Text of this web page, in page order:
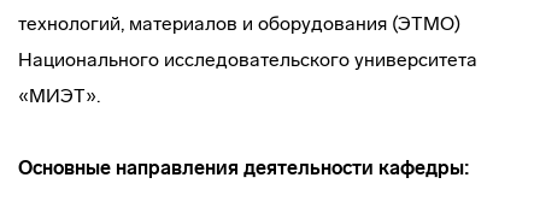
технологий, материалов и оборудования (ЭТМО)
Национального исследовательского университета
«МИЭТ».
Основные направления деятельности кафедры: